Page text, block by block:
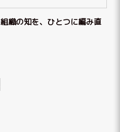
織の知を、ひとつに編み直